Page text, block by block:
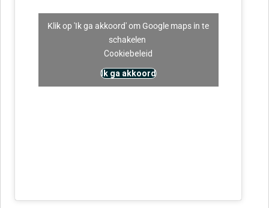
Klik op 'Ik ga akkoord' om Google maps in te
schakelen
Cookiebeleid
Ik ga akkoord